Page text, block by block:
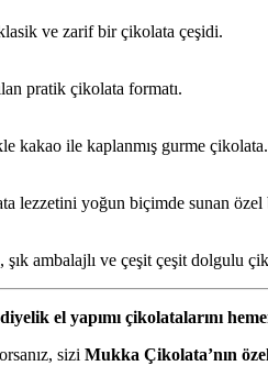
ve zarif bir çikolata çeşidi.
pratik çikolata formatı.
kakao ile kaplanmış gurme çikolata.
lezzetini yoğun biçimde sunan özel
ambalajlı ve çeşit çeşit dolgulu
el yapımı çikolatalarını
sizi Mukka Çikolata’nın